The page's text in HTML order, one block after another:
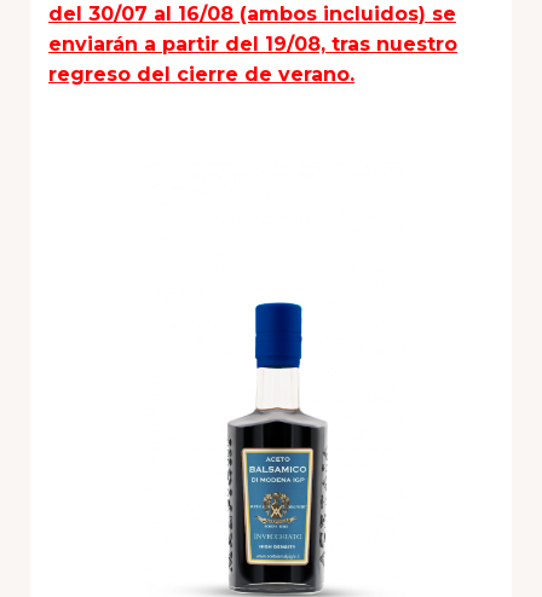
del 30/07 al 16/08 (ambos incluidos) se
enviarán a partir del 19/08, tras nuestro
regreso del cierre de verano.